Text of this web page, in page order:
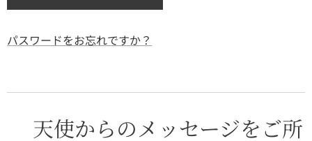
パスワードをお忘れですか？
⭐天使からのメッセージをご所